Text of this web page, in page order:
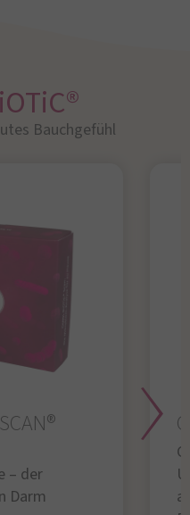
Bauchgefühl​
– der
Darm